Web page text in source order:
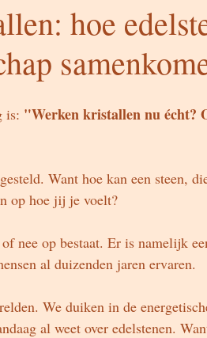
hoe
is: "Werken kristallen nu écht?
Want hoe kan een steen,
op hoe jij je voelt?
nee op bestaat. Er is namelijk
al duizenden jaren ervaren.
We duiken in de
al weet over edelstenen.